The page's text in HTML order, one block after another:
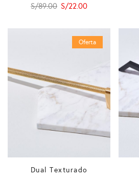
S/89.00 El
S/22.00El
es:
Oferta
Dual Texturado